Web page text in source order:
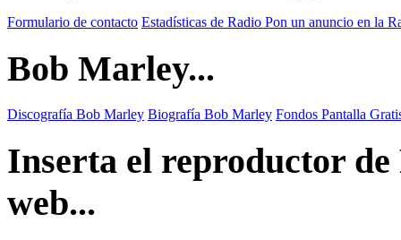
Formulario de contacto Estadísticas de Radio Pon un anuncio en la
Bob Marley...
Discografía Bob Marley Biografía Bob Marley Fondos Pantalla
Inserta el reproductor de
web...